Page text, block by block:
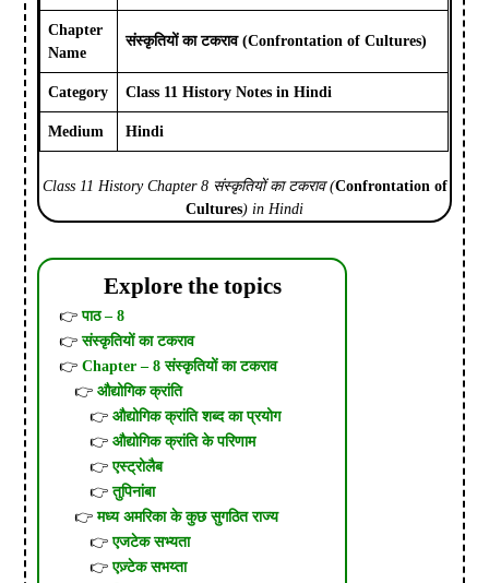
Chapter
Name
संस्कृतियों का टकराव (Confrontation of Cultures)
Category Class 11 History Notes in Hindi
Medium Hindi
Class 11 History Chapter 8 संस्कृतियों का टकराव (Confrontation of
Cultures) in Hindi
Explore the topics
पाठ – 8
संस्कृतियों का टकराव
Chapter – 8 संस्कृतियों का टकराव
औद्योगिक क्रांति
औद्योगिक क्रांति शब्द का प्रयोग
औद्योगिक क्रांति के परिणाम
एस्ट्रोलैब
तुपिनांबा
मध्य अमरिका के कुछ सुगठित राज्य
एजटेक सभ्यता
एज़्टेक सभय्ता